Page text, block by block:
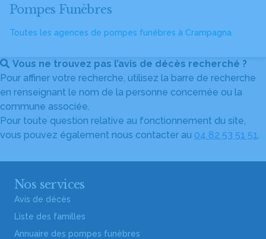
Pompes Funèbres
Toutes les agences de pompes funèbres à Crampagna
Vous ne trouvez pas l’avis de décès recherché ?
Pour affiner votre recherche, utilisez la barre de recherche
en renseignant le nom de la personne concernée ou la
commune associée.
Pour toute question relative au fonctionnement du site,
vous pouvez également nous contacter au 04 82 53 51 51.
Nos services
Avis de décès
Liste des familles
Annuaire des pompes funèbres